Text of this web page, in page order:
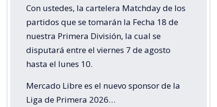
Con ustedes, la cartelera Matchday de los
partidos que se tomarán la Fecha 18 de
nuestra Primera División, la cual se
disputará entre el viernes 7 de agosto
hasta el lunes 10.
Mercado Libre es el nuevo sponsor de la
Liga de Primera 2026…